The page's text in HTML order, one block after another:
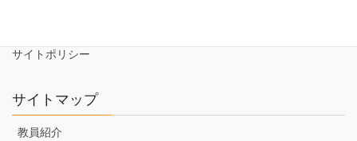
サイトポリシー
サイトマップ
教員紹介